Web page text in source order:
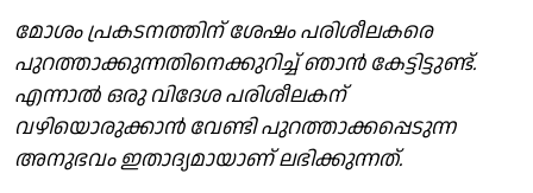
മോശം പ്രകടനത്തിന് ശേഷം പരിശീലകരെ
പുറത്താക്കുന്നതിനെക്കുറിച്ച് ഞാൻ കേട്ടിട്ടുണ്ട്.
എന്നാൽ ഒരു വിദേശ പരിശീലകന്
വഴിയൊരുക്കാൻ വേണ്ടി പുറത്താക്കപ്പെടുന്ന
അനുഭവം ഇതാദ്യമായാണ് ലഭിക്കുന്നത്.